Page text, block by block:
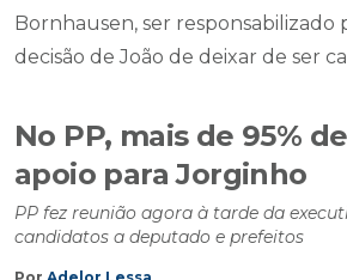
Bornhausen, ser responsabilizado
decisão de João de deixar de ser
No PP, mais de 95%
apoio para Jorginho
PP fez reunião agora à tarde da
candidatos a deputado e prefeitos